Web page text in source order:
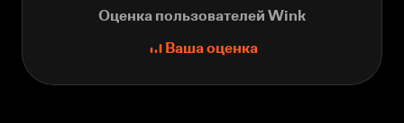
Оценка пользователей Wink
Ваша оценка